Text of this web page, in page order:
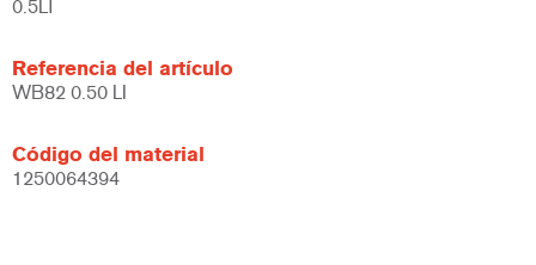
0.5LT
Referencia del artículo
WB82 0.50 LI
Código del material
1250064394